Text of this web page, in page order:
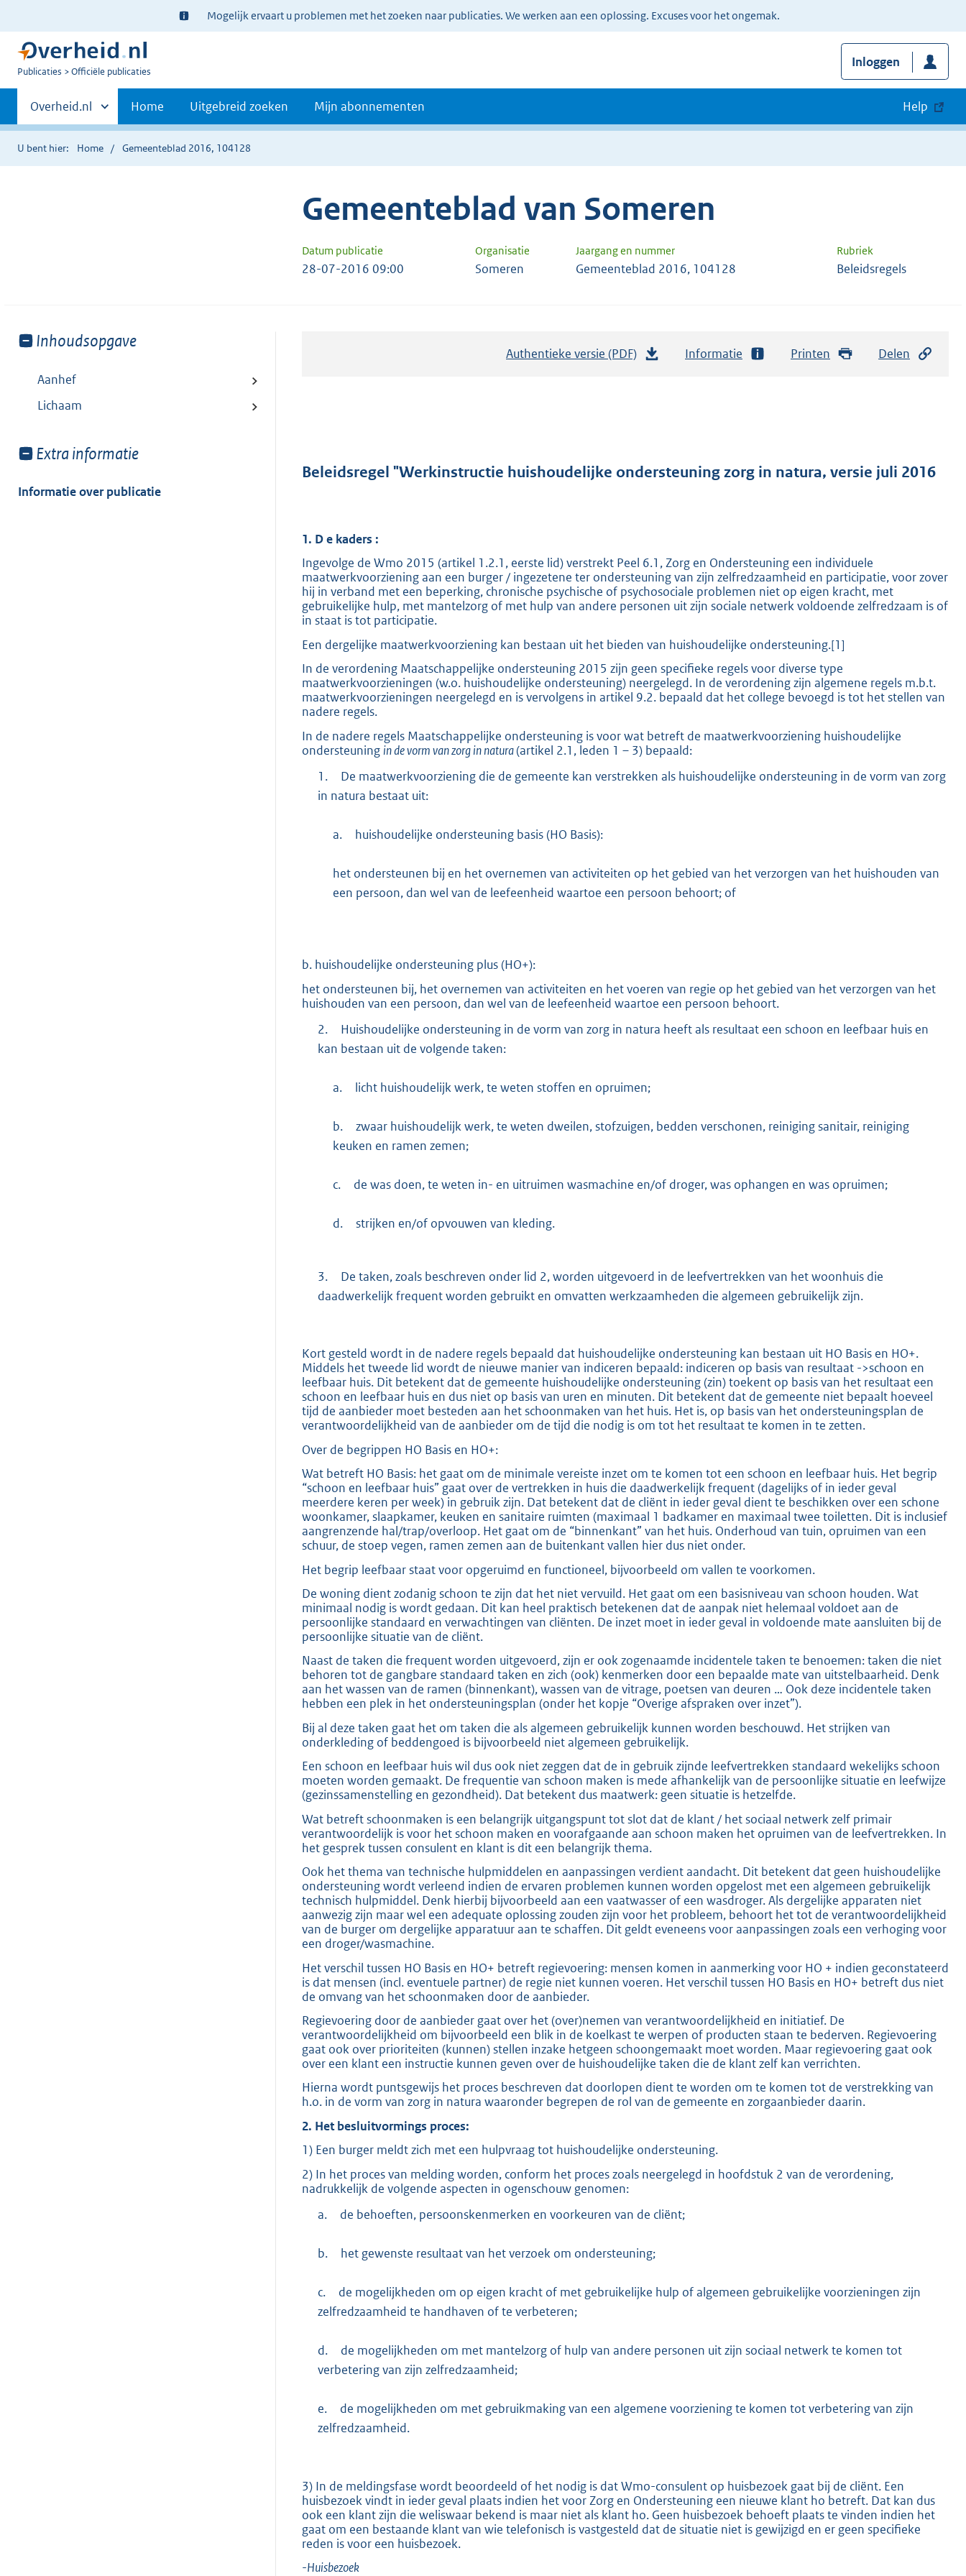
Ter
informatie:
Mogelijk ervaart u problemen met het zoeken naar publicaties. We werken aan een oplossing. Excuses voor het ongemak.
U
Publicaties Officiële publicaties
Inloggen
Primaire
navigatie
Andere
sites
binnen
Overheid.nl Home Uitgebreid zoeken Mijn abonnementen Help
U bent hier: Home Gemeenteblad 2016, 104128
Gemeenteblad van Someren
Datum publicatie Organisatie Jaargang en nummer Rubriek
28-07-2016 09:00 Someren Gemeenteblad 2016, 104128 Beleidsregels
Toon
van:
Inhoudsopgave
Aanhef
Lichaam
Toon
van:
Extra informatie
Informatie over publicatie
Authentieke versie (PDF)
d
o
t
t
:
3
3
3
b
Informatie Printen Delen
Beleidsregel "Werkinstructie huishoudelijke ondersteuning zorg in natura, versie juli 2016
1. De kaders :
Ingevolge de Wmo 2015 (artikel 1.2.1, eerste lid) verstrekt Peel 6.1, Zorg en Ondersteuning een individuele
maatwerkvoorziening aan een burger / ingezetene ter ondersteuning van zijn zelfredzaamheid en participatie, voor zover
hij in verband met een beperking, chronische psychische of psychosociale problemen niet op eigen kracht, met
gebruikelijke hulp, met mantelzorg of met hulp van andere personen uit zijn sociale netwerk voldoende zelfredzaam is of
in staat is tot participatie.
Een dergelijke maatwerkvoorziening kan bestaan uit het bieden van huishoudelijke ondersteuning.[1]
In de verordening Maatschappelijke ondersteuning 2015 zijn geen specifieke regels voor diverse type
maatwerkvoorzieningen (w.o. huishoudelijke ondersteuning) neergelegd. In de verordening zijn algemene regels m.b.t.
maatwerkvoorzieningen neergelegd en is vervolgens in artikel 9.2. bepaald dat het college bevoegd is tot het stellen van
nadere regels.
In de nadere regels Maatschappelijke ondersteuning is voor wat betreft de maatwerkvoorziening huishoudelijke
ondersteuning in de vorm van zorg in natura(artikel 2.1, leden 1 – 3) bepaald:
1.
De maatwerkvoorziening die de gemeente kan verstrekken als huishoudelijke ondersteuning in de vorm van zorg
in natura bestaat uit:
a. huishoudelijke ondersteuning basis (HO Basis):
het ondersteunen bij en het overnemen van activiteiten op het gebied van het verzorgen van het huishouden van
een persoon, dan wel van de leefeenheid waartoe een persoon behoort; of
b. huishoudelijke ondersteuning plus (HO+):
het ondersteunen bij, het overnemen van activiteiten en het voeren van regie op het gebied van het verzorgen van het
huishouden van een persoon, dan wel van de leefeenheid waartoe een persoon behoort.
2.
Huishoudelijke ondersteuning in de vorm van zorg in natura heeft als resultaat een schoon en leefbaar huis en
kan bestaan uit de volgende taken:
a. licht huishoudelijk werk, te weten stoffen en opruimen;
b.
zwaar huishoudelijk werk, te weten dweilen, stofzuigen, bedden verschonen, reiniging sanitair, reiniging
keuken en ramen zemen;
c. de was doen, te weten in- en uitruimen wasmachine en/of droger, was ophangen en was opruimen;
d. strijken en/of opvouwen van kleding.
3.
De taken, zoals beschreven onder lid 2, worden uitgevoerd in de leefvertrekken van het woonhuis die
daadwerkelijk frequent worden gebruikt en omvatten werkzaamheden die algemeen gebruikelijk zijn.
Kort gesteld wordt in de nadere regels bepaald dat huishoudelijke ondersteuning kan bestaan uit HO Basis en HO+.
Middels het tweede lid wordt de nieuwe manier van indiceren bepaald: indiceren op basis van resultaat ->schoon en
leefbaar huis. Dit betekent dat de gemeente huishoudelijke ondersteuning (zin) toekent op basis van het resultaat een
schoon en leefbaar huis en dus niet op basis van uren en minuten. Dit betekent dat de gemeente niet bepaalt hoeveel
tijd de aanbieder moet besteden aan het schoonmaken van het huis. Het is, op basis van het ondersteuningsplan de
verantwoordelijkheid van de aanbieder om de tijd die nodig is om tot het resultaat te komen in te zetten.
Over de begrippen HO Basis en HO+:
Wat betreft HO Basis: het gaat om de minimale vereiste inzet om te komen tot een schoon en leefbaar huis. Het begrip
“schoon en leefbaar huis” gaat over de vertrekken in huis die daadwerkelijk frequent (dagelijks of in ieder geval
meerdere keren per week) in gebruik zijn. Dat betekent dat de cliënt in ieder geval dient te beschikken over een schone
woonkamer, slaapkamer, keuken en sanitaire ruimten (maximaal 1 badkamer en maximaal twee toiletten. Dit is inclusief
aangrenzende hal/trap/overloop. Het gaat om de “binnenkant” van het huis. Onderhoud van tuin, opruimen van een
schuur, de stoep vegen, ramen zemen aan de buitenkant vallen hier dus niet onder.
Het begrip leefbaar staat voor opgeruimd en functioneel, bijvoorbeeld om vallen te voorkomen.
De woning dient zodanig schoon te zijn dat het niet vervuild. Het gaat om een basisniveau van schoon houden. Wat
minimaal nodig is wordt gedaan. Dit kan heel praktisch betekenen dat de aanpak niet helemaal voldoet aan de
persoonlijke standaard en verwachtingen van cliënten. De inzet moet in ieder geval in voldoende mate aansluiten bij de
persoonlijke situatie van de cliënt.
Naast de taken die frequent worden uitgevoerd, zijn er ook zogenaamde incidentele taken te benoemen: taken die niet
behoren tot de gangbare standaard taken en zich (ook) kenmerken door een bepaalde mate van uitstelbaarheid. Denk
aan het wassen van de ramen (binnenkant), wassen van de vitrage, poetsen van deuren … Ook deze incidentele taken
hebben een plek in het ondersteuningsplan (onder het kopje “Overige afspraken over inzet”).
Bij al deze taken gaat het om taken die als algemeen gebruikelijk kunnen worden beschouwd. Het strijken van
onderkleding of beddengoed is bijvoorbeeld niet algemeen gebruikelijk.
Een schoon en leefbaar huis wil dus ook niet zeggen dat de in gebruik zijnde leefvertrekken standaard wekelijks schoon
moeten worden gemaakt. De frequentie van schoon maken is mede afhankelijk van de persoonlijke situatie en leefwijze
(gezinssamenstelling en gezondheid). Dat betekent dus maatwerk: geen situatie is hetzelfde.
Wat betreft schoonmaken is een belangrijk uitgangspunt tot slot dat de klant / het sociaal netwerk zelf primair
verantwoordelijk is voor het schoon maken en voorafgaande aan schoon maken het opruimen van de leefvertrekken. In
het gesprek tussen consulent en klant is dit een belangrijk thema.
Ook het thema van technische hulpmiddelen en aanpassingen verdient aandacht. Dit betekent dat geen huishoudelijke
ondersteuning wordt verleend indien de ervaren problemen kunnen worden opgelost met een algemeen gebruikelijk
technisch hulpmiddel. Denk hierbij bijvoorbeeld aan een vaatwasser of een wasdroger. Als dergelijke apparaten niet
aanwezig zijn maar wel een adequate oplossing zouden zijn voor het probleem, behoort het tot de verantwoordelijkheid
van de burger om dergelijke apparatuur aan te schaffen. Dit geldt eveneens voor aanpassingen zoals een verhoging voor
een droger/wasmachine.
Het verschil tussen HO Basis en HO+ betreft regievoering: mensen komen in aanmerking voor HO + indien geconstateerd
is dat mensen (incl. eventuele partner) de regie niet kunnen voeren. Het verschil tussen HO Basis en HO+ betreft dus niet
de omvang van het schoonmaken door de aanbieder.
Regievoering door de aanbieder gaat over het (over)nemen van verantwoordelijkheid en initiatief. De
verantwoordelijkheid om bijvoorbeeld een blik in de koelkast te werpen of producten staan te bederven. Regievoering
gaat ook over prioriteiten (kunnen) stellen inzake hetgeen schoongemaakt moet worden. Maar regievoering gaat ook
over een klant een instructie kunnen geven over de huishoudelijke taken die de klant zelf kan verrichten.
Hierna wordt puntsgewijs het proces beschreven dat doorlopen dient te worden om te komen tot de verstrekking van
h.o. in de vorm van zorg in natura waaronder begrepen de rol van de gemeente en zorgaanbieder daarin.
2. Hetbesluitvormings proces:
1) Een burger meldt zich met een hulpvraag tot huishoudelijke ondersteuning.
2) In het proces van melding worden, conform het proces zoals neergelegd in hoofdstuk 2 van de verordening,
nadrukkelijk de volgende aspecten in ogenschouw genomen:
a.
de behoeften, persoonskenmerken en voorkeuren van de cliënt;
b. het gewenste resultaat van het verzoek om ondersteuning;
c.
de mogelijkheden om op eigen kracht of met gebruikelijke hulp of algemeen gebruikelijke voorzieningen zijn
zelfredzaamheid te handhaven of te verbeteren;
d.
de mogelijkheden om met mantelzorg of hulp van andere personen uit zijn sociaal netwerk te komen tot
verbetering van zijn zelfredzaamheid;
e.
de mogelijkheden om met gebruikmaking van een algemene voorziening te komen tot verbetering van zijn
zelfredzaamheid.
3) In de meldingsfase wordt beoordeeld of het nodig is dat Wmo-consulent op huisbezoek gaat bij de cliënt. Een
huisbezoek vindt in ieder geval plaats indien het voor Zorg en Ondersteuning een nieuwe klant ho betreft. Dat kan dus
ook een klant zijn die weliswaar bekend is maar niet als klant ho. Geen huisbezoek behoeft plaats te vinden indien het
gaat om een bestaande klant van wie telefonisch is vastgesteld dat de situatie niet is gewijzigd en er geen specifieke
reden is voor een huisbezoek.
-Huisbezoek